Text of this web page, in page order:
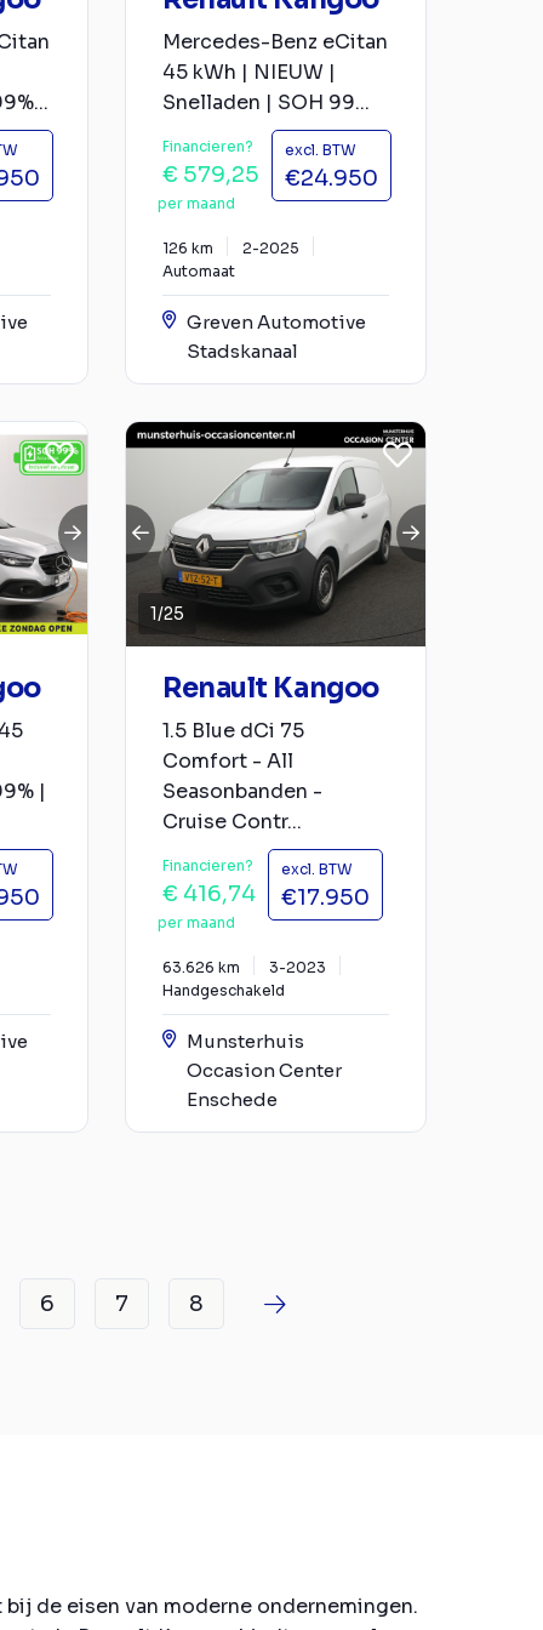
Mercedes-Benz eCitan
45 kWh | NIEUW |
Snelladen | SOH 99...
Financieren?
€ 579,25
per maand
excl. BTW
€24.950
126 km
2-2025
Automaat
Greven Automotive
Stadskanaal
|
1/25
Renault Kangoo
1.5 Blue dCi 75
Comfort - All
Seasonbanden -
Cruise Contr...
Financieren?
€ 416,74
per maand
excl. BTW
€17.950
63.626 km
3-2023
Handgeschakeld
Munsterhuis
Occasion Center
Enschede
6 7 8
de eisen van moderne ondernemingen.